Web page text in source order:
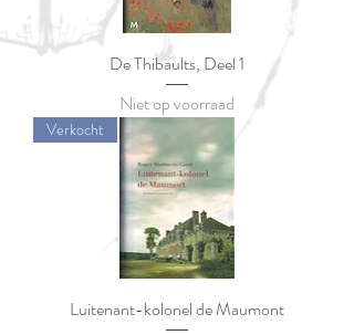
De Thibaults, Deel 1
Niet op voorraad
Verkocht
Luitenant-kolonel de Maumont